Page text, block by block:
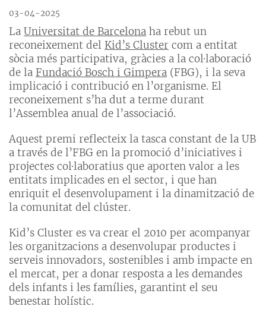
03-04-2025
La Universitat de Barcelona ha rebut un
reconeixement del Kid’s Cluster com a entitat
sòcia més participativa, gràcies a la col·laboració
de la Fundació Bosch i Gimpera (FBG), i la seva
implicació i contribució en l’organisme. El
reconeixement s’ha dut a terme durant
l’Assemblea anual de l’associació.
Aquest premi reflecteix la tasca constant de la UB
a través de l’FBG en la promoció d’iniciatives i
projectes col·laboratius que aporten valor a les
entitats implicades en el sector, i que han
enriquit el desenvolupament i la dinamització de
la comunitat del clúster.
Kid’s Cluster es va crear el 2010 per acompanyar
les organitzacions a desenvolupar productes i
serveis innovadors, sostenibles i amb impacte en
el mercat, per a donar resposta a les demandes
dels infants i les famílies, garantint el seu
benestar holístic.